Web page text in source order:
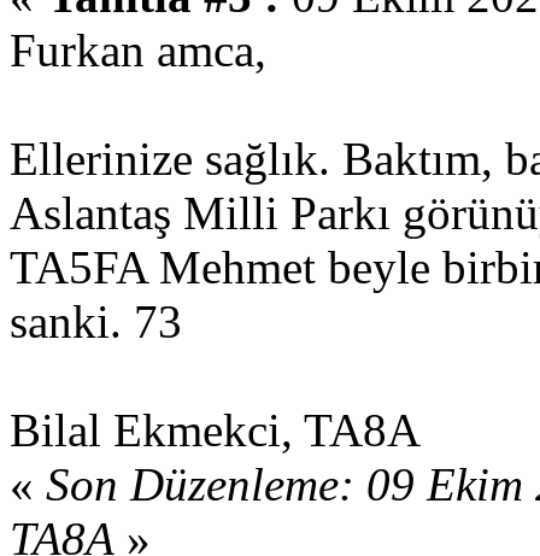
Furkan amca,
Ellerinize sağlık. Baktım,
Aslantaş Milli Parkı
TA5FA Mehmet beyle
sanki. 73
Bilal Ekmekci, TA8A
« Son Düzenleme: 09
TA8A »